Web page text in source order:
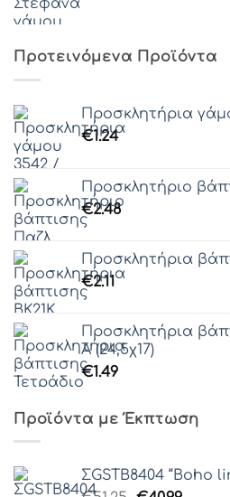
Προτεινόμενα Προϊόντα
Προσκλητήρια
€1.24
Προσκλητήριο
€2.48
Προσκλητήρια
€2.11
Προσκλητήρια
Α (24,5χ17)
€1.49
Προϊόντα με Έκπτωση
ΣGSTB8404 “Boho